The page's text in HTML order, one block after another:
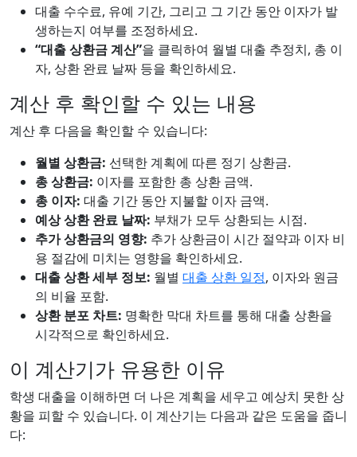
대출 수수료, 유예 기간, 그리고 그 기간 동안 이자가 발
생하는지 여부를 조정하세요.
“대출 상환금 계산”을 클릭하여 월별 대출 추정치, 총 이
자, 상환 완료 날짜 등을 확인하세요.
계산 후 확인할 수 있는 내용
계산 후 다음을 확인할 수 있습니다:
월별 상환금: 선택한 계획에 따른 정기 상환금.
총 상환금: 이자를 포함한 총 상환 금액.
총 이자: 대출 기간 동안 지불할 이자 금액.
예상 상환 완료 날짜: 부채가 모두 상환되는 시점.
추가 상환금의 영향: 추가 상환금이 시간 절약과 이자 비
용 절감에 미치는 영향을 확인하세요.
대출 상환 세부 정보: 월별 대출 상환 일정, 이자와 원금
의 비율 포함.
상환 분포 차트: 명확한 막대 차트를 통해 대출 상환을
시각적으로 확인하세요.
이 계산기가 유용한 이유
학생 대출을 이해하면 더 나은 계획을 세우고 예상치 못한 상
황을 피할 수 있습니다. 이 계산기는 다음과 같은 도움을 줍니
다: